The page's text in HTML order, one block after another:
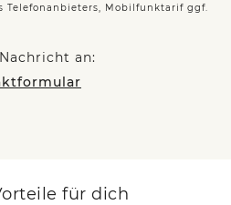
Telefonanbieters, Mobilfunktarif ggf.
an:
für dich